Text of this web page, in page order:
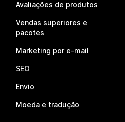
Avaliações de produtos
Vendas superiores e
pacotes
Marketing por e-mail
SEO
Envio
Moeda e tradução